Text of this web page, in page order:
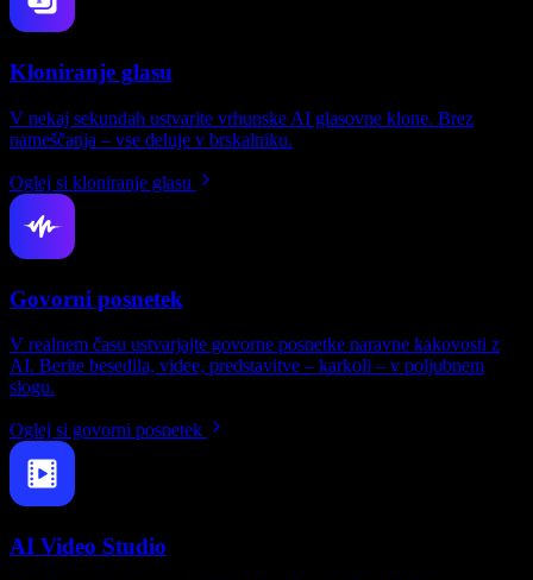
Kloniranje glasu
V nekaj sekundah ustvarite vrhunske AI glasovne klone. Brez
nameščanja – vse deluje v brskalniku.
Oglej si kloniranje glasu
Govorni posnetek
V realnem času ustvarjajte govorne posnetke naravne kakovosti z
AI. Berite besedila, videe, predstavitve – karkoli – v poljubnem
slogu.
Oglej si govorni posnetek
AI Video Studio